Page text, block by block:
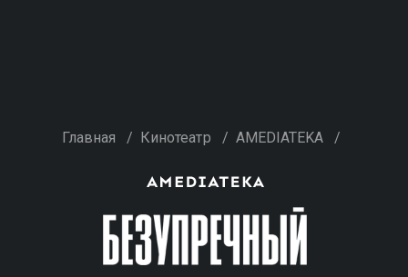
Главная / Кинотеатр / AMEDIATEKA /